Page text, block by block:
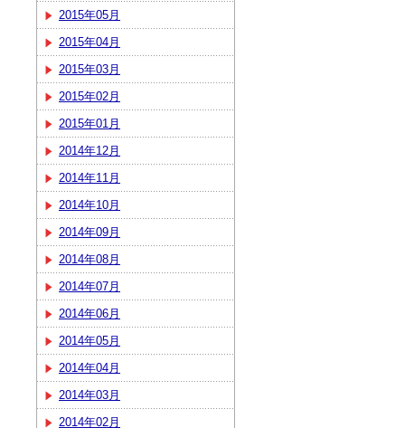
2015年05月
2015年04月
2015年03月
2015年02月
2015年01月
2014年12月
2014年11月
2014年10月
2014年09月
2014年08月
2014年07月
2014年06月
2014年05月
2014年04月
2014年03月
2014年02月